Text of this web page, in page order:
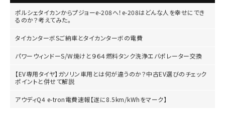
ポルシェタイカンからプジョーe-208へ！e-208はどんな人を幸せにでき
るのか？考えてみた。
タイカンターボSご納車とタイカンターボの電費
パワーウィンドーS/W焼けと９６４燃料タンク洗浄エバポレーター交換
【EV専用タイヤ】ガソリン車用とは何が違うのか？中古EV選びのチェック
ポイントと併せて解説
アウディQ4 e-tron電費速報【遂に8.5km/kWhをマーク】